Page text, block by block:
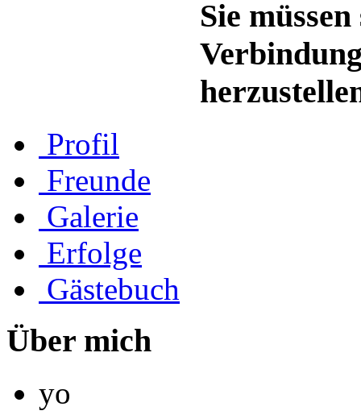
Sie
Profil
Freunde
Galerie
Erfolge
Gästebuch
Über mich
yo